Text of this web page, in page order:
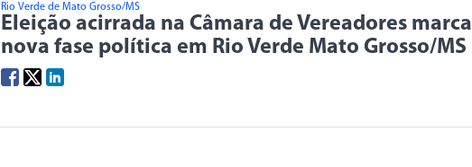
Rio Verde de Mato Grosso/MS
Eleição acirrada na Câmara de Vereadores marca
nova fase política em Rio Verde Mato Grosso/MS